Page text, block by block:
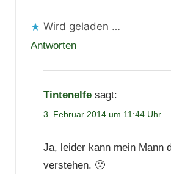
Wird geladen …
Antworten
Tintenelfe sagt:
3. Februar 2014 um 11:44 Uhr
Ja, leider kann mein Mann
verstehen. 🙁